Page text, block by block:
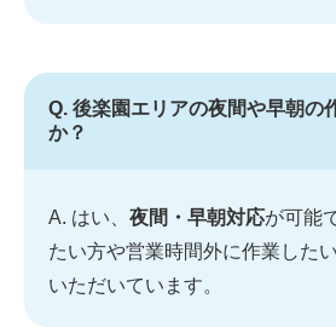
Q. 後楽園エリアの夜間や早朝の
か？
A. はい、 夜間・早朝対応が可能
たい方や営業時間外に作業した
いただいています。